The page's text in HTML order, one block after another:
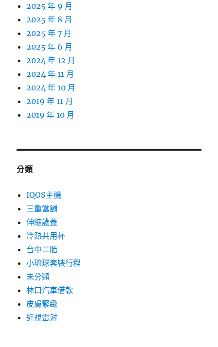
2025 年 9 月
2025 年 8 月
2025 年 7 月
2025 年 6 月
2024 年 12 月
2024 年 11 月
2024 年 10 月
2019 年 11 月
2019 年 10 月
分類
IQOS主機
三重當舖
伸縮護蓋
冷熱共用杯
台中二胎
小琉球套裝行程
未分類
林口汽車借款
皮膚緊緻
近視雷射